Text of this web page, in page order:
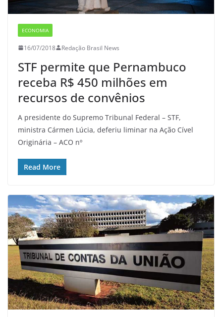
ECONOMIA
16/07/2018 Redação Brasil News
STF permite que Pernambuco
receba R$ 450 milhões em
recursos de convênios
A presidente do Supremo Tribunal Federal – STF,
ministra Cármen Lúcia, deferiu liminar na Ação Cível
Originária – ACO nº
Read More